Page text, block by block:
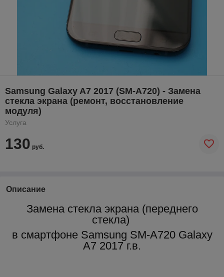
Samsung Galaxy A7 2017 (SM-A720) - Замена
стекла экрана (ремонт, восстановление
модуля)
Услуга
130 руб.
Описание
Замена стекла экрана (переднего
стекла)
в смартфоне Samsung SM-A720 Galaxy
A7 2017 г.в.